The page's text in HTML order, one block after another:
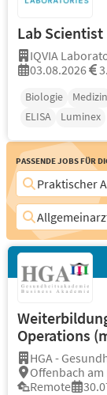
Lab
IQVIA
03.08.2026
Biologie Medizin
ELISA
Luminex
Passende Jobs für
Praktischer
Operations
HGA -
Offenbach am
Remote